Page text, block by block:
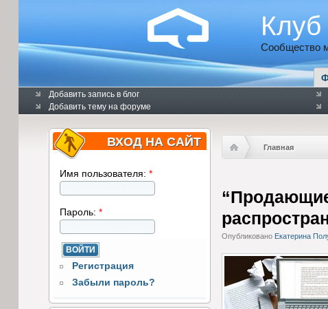
Сообщество
Добавить запись в блог
Добавить тему на форуме
ВХОД НА САЙТ
Имя пользователя: *
Пароль: *
Регистрация
Забыли пароль?
Главная
Опубликовано Екатерина